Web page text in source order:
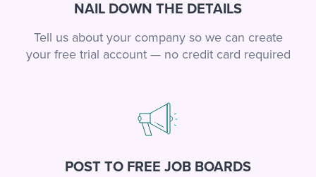
NAIL DOWN THE DETAILS
Tell us about your company so we can create
your free trial account — no credit card required
POST TO FREE JOB BOARDS